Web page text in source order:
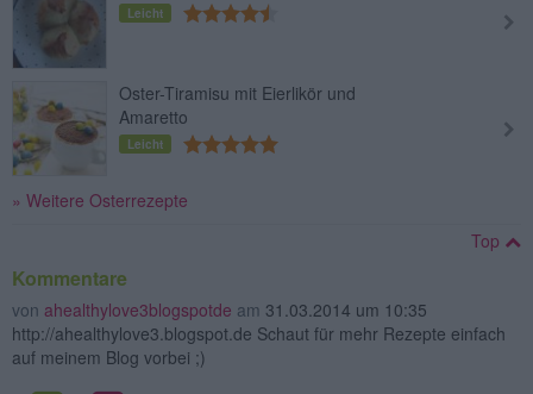
Leicht
Oster-Tiramisu mit Eierlikör und
Amaretto
Leicht
» Weitere Osterrezepte
Top
Kommentare
von ahealthylove3blogspotde am 31.03.2014 um 10:35
http://ahealthylove3.blogspot.de Schaut für mehr Rezepte einfach
auf meinem Blog vorbei ;)